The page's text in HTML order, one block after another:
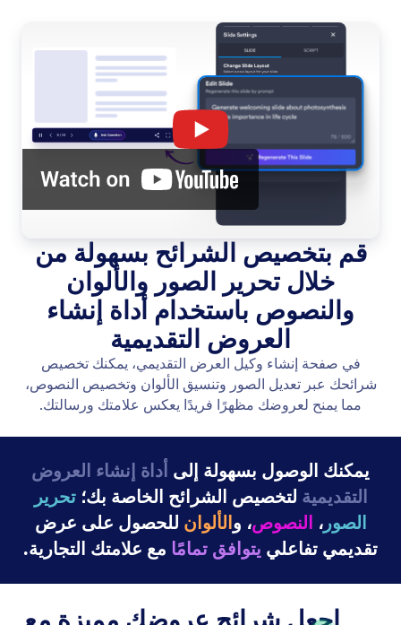
قم بتخصيص الشرائح بسهولة من
خلال تحرير الصور والألوان
والنصوص باستخدام أداة إنشاء
العروض التقديمية
في صفحة إنشاء وكيل العرض التقديمي، يمكنك تخصيص
شرائحك عبر تعديل الصور وتنسيق الألوان وتخصيص النصوص،
مما يمنح لعروضك مظهرًا فريدًا يعكس علامتك ورسالتك.
يمكنك الوصول بسهولة إلى أداة إنشاء العروض
التقديمية لتخصيص الشرائح الخاصة بك؛تحرير
الصور، النصوص، والألوان للحصول على عرض
تقديمي تفاعلي يتوافق تمامًا مع علامتك التجارية.